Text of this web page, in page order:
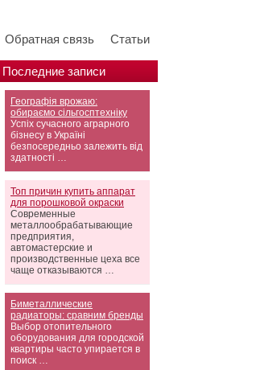
Обратная связь Статьи
Последние записи
Географія врожаю:
обираємо сільгосптехніку
Успіх сучасного аграрного
бізнесу в Україні
безпосередньо залежить від
здатності …
Топ причин купить аппарат
для порошковой окраски
Современные
металлообрабатывающие
предприятия,
автомастерские и
производственные цеха все
чаще отказываются …
Биметаллические
радиаторы: сравним бренды
Выбор отопительного
оборудования для городской
квартиры часто упирается в
поиск …